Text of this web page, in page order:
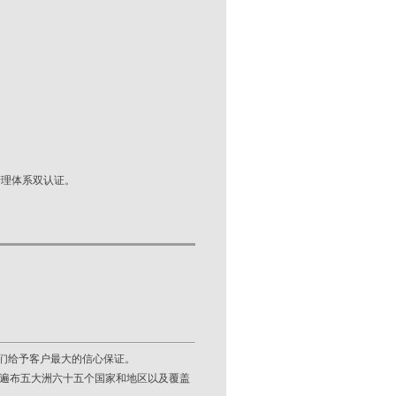
体系双认证。
予客户最大的信心保证。
布五大洲六十五个国家和地区以及覆盖